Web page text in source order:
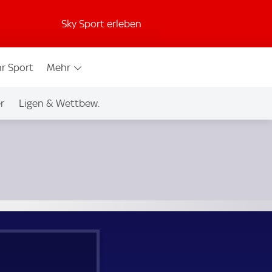
Sky Sport erleben
Sport Mehr
Ligen & Wettbew.